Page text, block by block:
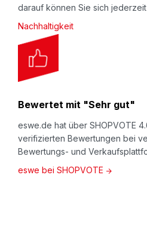
darauf können Sie sich
Nachhaltigkeit
Bewertet mit "Sehr gut"
eswe.de hat über SHOPVOTE
verifizierten Bewertungen bei
Bewertungs- und
eswe bei SHOPVOTE